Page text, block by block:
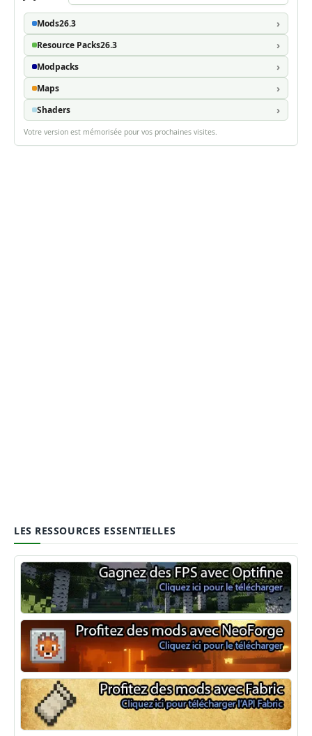
Mods26.3
Resource Packs26.3
Modpacks
Maps
Shaders
Votre version est mémorisée pour vos prochaines visites.
LES RESSOURCES ESSENTIELLES
Optifine
NeoForge
Minecraft Fabric